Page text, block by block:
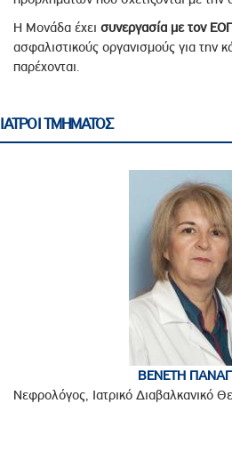
Η Μονάδα έχει συνεργασία με τον
ασφαλιστικούς οργανισμούς για την
παρέχονται.
ΙΑΤΡΟΙ ΤΜΗΜΑΤΟΣ
ΒΕΝΕΤΗ
Νεφρολόγος, Ιατρικό Διαβαλκανικό